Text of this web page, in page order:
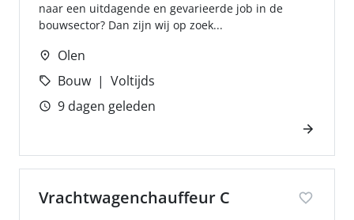
naar een uitdagende en gevarieerde job in de
bouwsector? Dan zijn wij op zoek...
Olen
Bouw
Voltijds
9 dagen geleden
Vrachtwagenchauffeur C